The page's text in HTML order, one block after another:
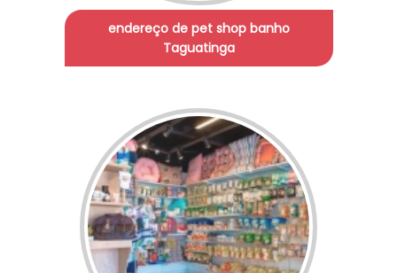
endereço de pet shop banho
Taguatinga